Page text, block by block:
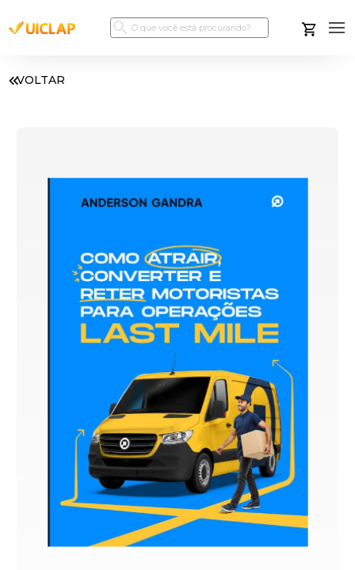
VOLTAR